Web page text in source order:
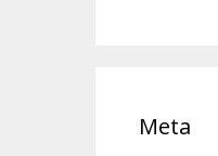
Meta